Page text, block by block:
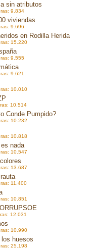
sin atributos
9.834
viviendas
9.696
en Rodilla Herida
15.220
9.555
9.621
10.010
10.514
Conde Pumpido?
10.232
10.818
nada
10.547
13.687
11.400
10.851
12.031
10.990
los huesos
25.198